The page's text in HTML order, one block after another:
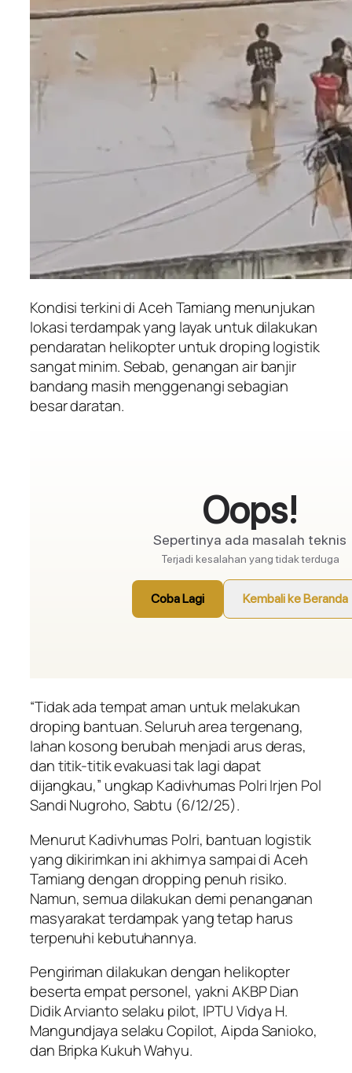
Kondisi terkini di Aceh Tamiang menunjukan
lokasi terdampak yang layak untuk dilakukan
pendaratan helikopter untuk droping logistik
sangat minim. Sebab, genangan air banjir
bandang masih menggenangi sebagian
besar daratan.
“Tidak ada tempat aman untuk melakukan
droping bantuan. Seluruh area tergenang,
lahan kosong berubah menjadi arus deras,
dan titik-titik evakuasi tak lagi dapat
dijangkau,” ungkap Kadivhumas Polri Irjen Pol
Sandi Nugroho, Sabtu (6/12/25).
Menurut Kadivhumas Polri, bantuan logistik
yang dikirimkan ini akhirnya sampai di Aceh
Tamiang dengan dropping penuh risiko.
Namun, semua dilakukan demi penanganan
masyarakat terdampak yang tetap harus
terpenuhi kebutuhannya.
Pengiriman dilakukan dengan helikopter
beserta empat personel, yakni AKBP Dian
Didik Arvianto selaku pilot, IPTU Vidya H.
Mangundjaya selaku Copilot, Aipda Sanioko,
dan Bripka Kukuh Wahyu.